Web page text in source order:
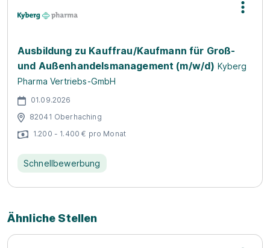
Ausbildung zu Kauffrau/Kaufmann für Groß-
und Außenhandelsmanagement (m/w/d) Kyberg
Pharma Vertriebs-GmbH
01.09.2026
82041 Oberhaching
1.200 - 1.400 € pro Monat
Schnellbewerbung
Ähnliche Stellen